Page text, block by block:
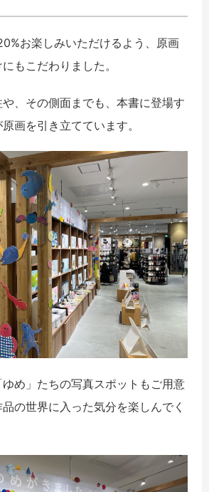
お楽しみいただけるよう、原画
もこだわりました。
、その側面までも、本書に登場す
画を引き立てています。
め」たちの写真スポットもご用意
の世界に入った気分を楽しんでく